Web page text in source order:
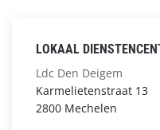
LOKAAL
Ldc Den Deigem
Karmelietenstraat 13
2800 Mechelen